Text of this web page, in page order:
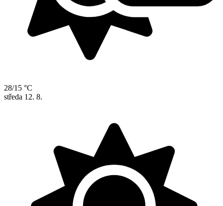
28/15 °C
středa 12. 8.